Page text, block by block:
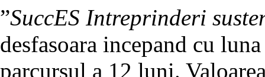
”SuccES Intreprinderi
desfasoara incepand cu
parcursul a 12 luni.